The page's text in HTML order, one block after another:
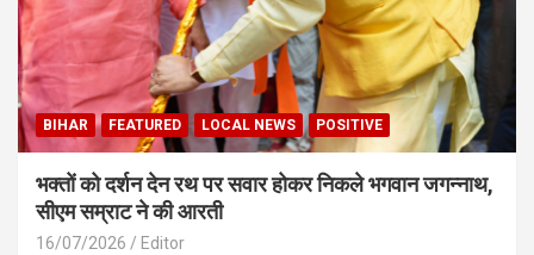
BIHAR FEATURED LOCAL NEWS POSITIVE
भक्तों को दर्शन देन रथ पर सवार होकर निकले भगवान जगन्नाथ,
सीएम सम्राट ने की आरती
16/07/2026 Editor